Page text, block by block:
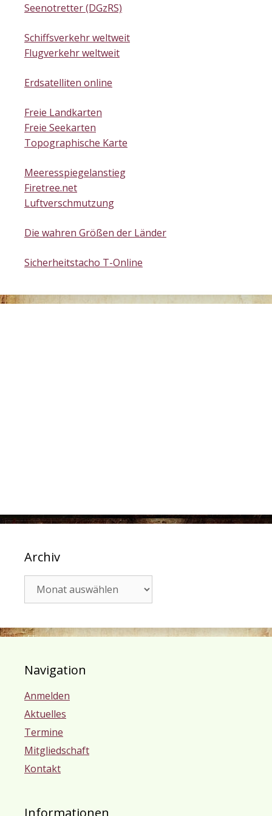
Seenotretter (DGzRS)
Schiffsverkehr weltweit
Flugverkehr weltweit
Erdsatelliten online
Freie Landkarten
Freie Seekarten
Topographische Karte
Meeresspiegelanstieg
Firetree.net
Luftverschmutzung
Die wahren Größen der Länder
Sicherheitstacho T-Online
Archiv
Navigation
Anmelden
Aktuelles
Termine
Mitgliedschaft
Kontakt
Informationen